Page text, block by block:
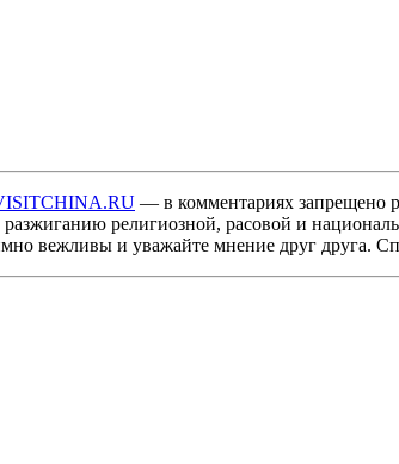
— в комментариях запрещено
религиозной, расовой и
вежливы и уважайте мнение друг друга.